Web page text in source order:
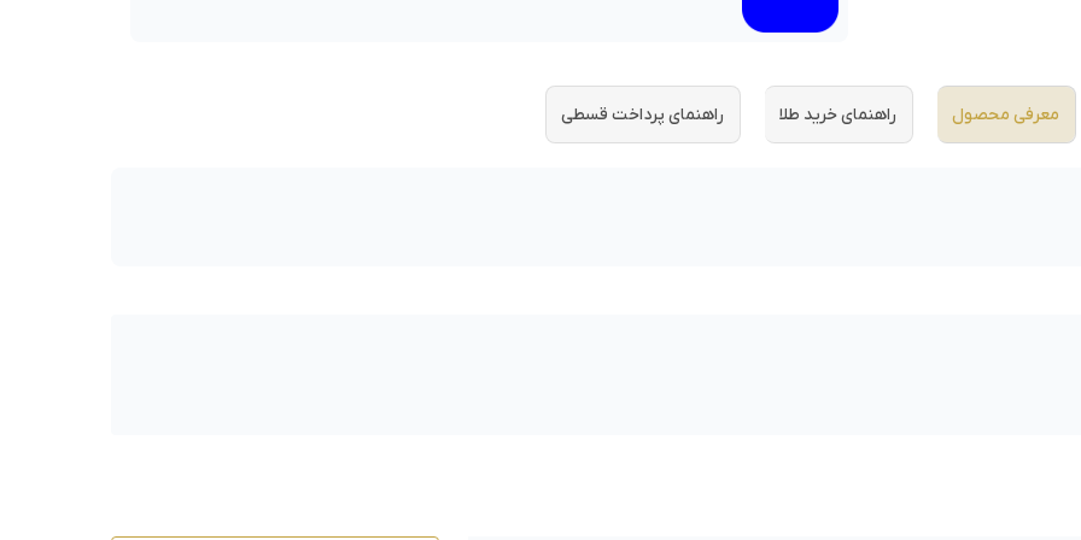
معرفی محصول راهنمای خرید طلا راهنمای پرداخت قسطی